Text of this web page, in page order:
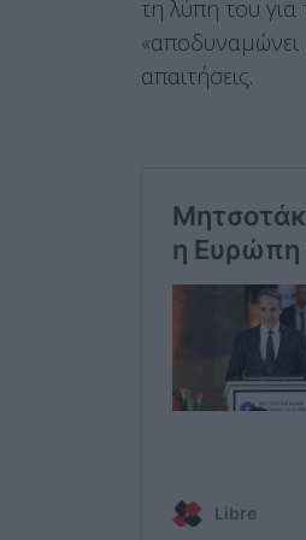
τη λύπη του
«αποδυναμώνει
απαιτήσεις.